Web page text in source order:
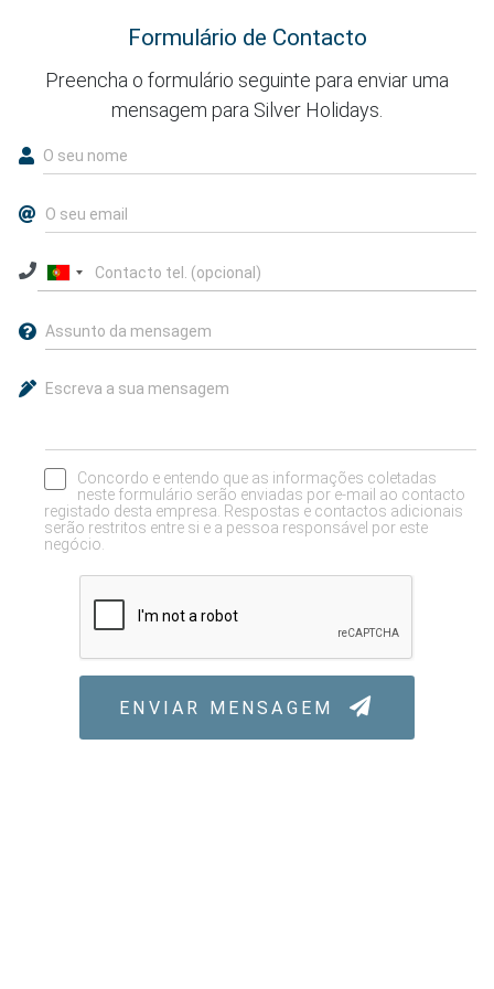
Formulário de Contacto
Preencha o formulário seguinte para enviar uma
mensagem para Silver Holidays.
Concordo e entendo que as informações coletadas
neste formulário serão enviadas por e-mail ao contacto
registado desta empresa. Respostas e contactos adicionais
serão restritos entre si e a pessoa responsável por este
negócio.
ENVIAR MENSAGEM